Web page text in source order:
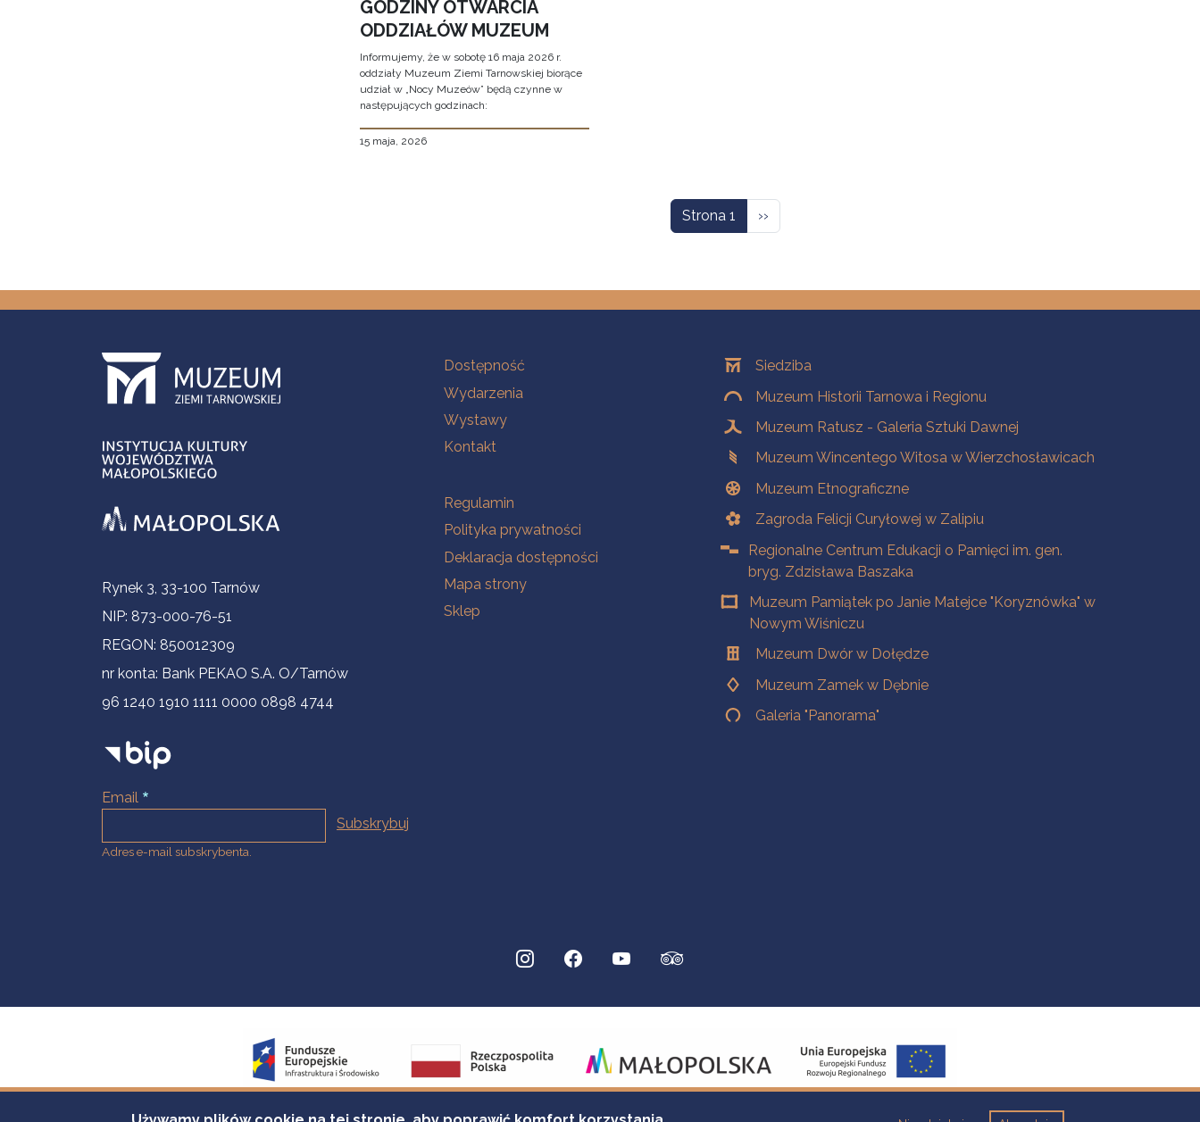
GODZINY OTWARCIA
ODDZIAŁÓW MUZEUM
Informujemy, że w sobotę 16 maja 2026 r.
oddziały Muzeum Ziemi Tarnowskiej biorące
udział w „Nocy Muzeów” będą czynne w
następujących godzinach:
15 maja, 2026
Strona 1 Następna strona
››
Informacje kontaktowe
Rynek 3, 33-100 Tarnów
NIP: 873-000-76-51
REGON: 850012309
nr konta: Bank PEKAO S.A. O/Tarnów
96 1240 1910 1111 0000 0898 4744
Email
Adres e-mail subskrybenta.
Na skróty
Dostępność
Wydarzenia
Wystawy
Kontakt
Na skróty
Regulamin
Polityka prywatności
Deklaracja dostępności
Mapa strony
Sklep
OddziałySiedziba
Muzeum Historii Tarnowa i Regionu
Muzeum Ratusz - Galeria Sztuki Dawnej
Muzeum Wincentego Witosa w Wierzchosławicach
Muzeum Etnograficzne
Zagroda Felicji Curyłowej w Zalipiu
Regionalne Centrum Edukacji o Pamięci im. gen.
bryg. Zdzisława Baszaka
Muzeum Pamiątek po Janie Matejce "Koryznówka" w
Nowym Wiśniczu
Muzeum Dwór w Dołędze
Muzeum Zamek w Dębnie
Galeria "Panorama"